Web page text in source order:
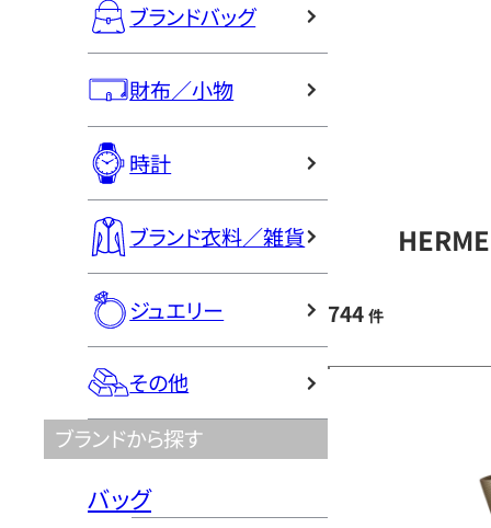
ブランドバッグ
財布／小物
時計
ブランド衣料／雑貨
ジュエリー
その他
ブランドから探す
バッグ
744 件